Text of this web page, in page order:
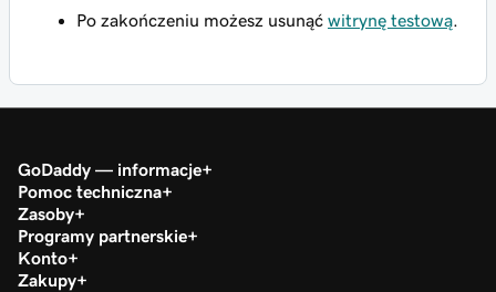
Po zakończeniu możesz usunąć witrynę testową
GoDaddy — informacje
Pomoc techniczna
Zasoby
Programy partnerskie
Konto
Zakupy